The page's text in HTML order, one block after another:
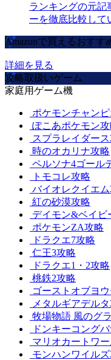
ランキングの元記
ーを徹底比較して
Amazonで買えるおすす
詳細を見る
攻略取扱いゲーム
家庭用ゲーム機
ポケモンチャン
ぽこあポケモン攻
スプラレイダー
時のオカリナ攻略
ペルソナ4ゴール
トモコレ攻略
バイオレクイエ
紅の砂漠攻略
デイモン&ベイビ
ポケモンZA攻略
ドラクエ7攻略
仁王3攻略
ドラクエ1・2攻略
桃鉄2攻略
ゴーストオブヨ
メタルギアデル
牧場物語 風のグ
ドンキーコング
マリオカートワ
モンハンワイル